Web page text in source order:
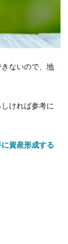
ないので、 地
ければ参考に
資産形成する